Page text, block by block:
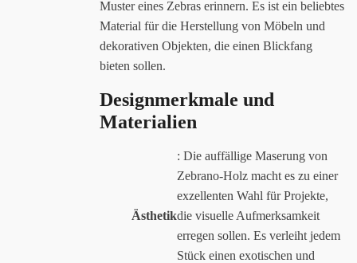
Muster eines Zebras erinnern. Es ist ein beliebtes
Material für die Herstellung von Möbeln und
dekorativen Objekten, die einen Blickfang
bieten sollen.
Designmerkmale und
Materialien
Ästhetik
: Die auffällige Maserung von
Zebrano-Holz macht es zu einer
exzellenten Wahl für Projekte,
die visuelle Aufmerksamkeit
erregen sollen. Es verleiht jedem
Stück einen exotischen und